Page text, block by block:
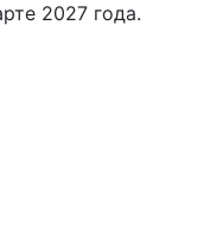
2027 года.